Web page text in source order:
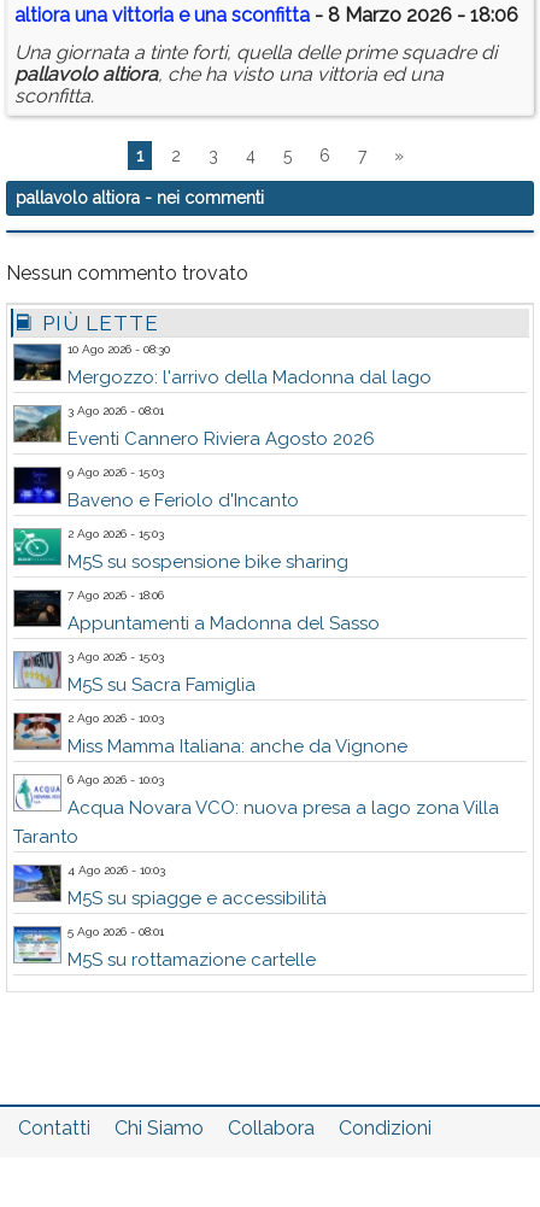
altiora una vittoria e una sconfitta - 8 Marzo 2026 - 18:06
Una giornata a tinte forti, quella delle prime squadre di
pallavolo altiora, che ha visto una vittoria ed una
sconfitta.
1 2 3 4 5 6 7 »
pallavolo altiora - nei commenti
Nessun commento trovato
PIÙ LETTE
10 Ago 2026 - 08:30
Mergozzo: l'arrivo della Madonna dal lago
3 Ago 2026 - 08:01
Eventi Cannero Riviera Agosto 2026
9 Ago 2026 - 15:03
Baveno e Feriolo d'Incanto
2 Ago 2026 - 15:03
M5S su sospensione bike sharing
7 Ago 2026 - 18:06
Appuntamenti a Madonna del Sasso
3 Ago 2026 - 15:03
M5S su Sacra Famiglia
2 Ago 2026 - 10:03
Miss Mamma Italiana: anche da Vignone
6 Ago 2026 - 10:03
Acqua Novara VCO: nuova presa a lago zona Villa
Taranto
4 Ago 2026 - 10:03
M5S su spiagge e accessibilità
5 Ago 2026 - 08:01
M5S su rottamazione cartelle
Contatti Chi Siamo Collabora
Condizioni